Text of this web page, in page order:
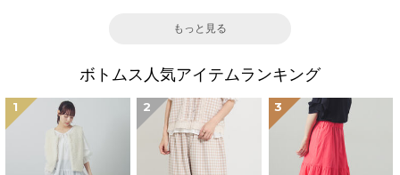
もっと見る
ボトムス人気アイテムランキング
1 2 3